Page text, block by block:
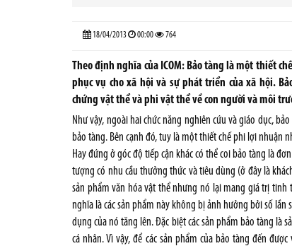
18/04/2013 00:00 764
Theo định nghĩa của ICOM: Bảo tàng là một thiết
phục vụ cho xã hội và sự phát triển của xã hội.
chứng vật thể và phi vật thể về con người và môi
Như vậy, ngoài hai chức năng nghiên cứu và giáo dục,
bảo tàng. Bên cạnh đó, tuy là một thiết chế phi lợi
Hay đứng ở góc độ tiếp cận khác có thể coi bảo tàng là
tượng có nhu cầu thưởng thức và tiêu dùng (ở đây là
sản phẩm văn hóa vật thể nhưng nó lại mang giá trị
nghĩa là các sản phẩm này không bị ảnh hưởng bởi số
dụng của nó tăng lên. Đặc biệt các sản phẩm bảo tàng là
cá nhân. Vì vậy, để các sản phẩm của bảo tàng đến